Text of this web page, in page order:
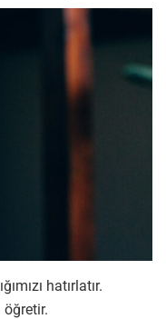
hatırlatır.
öğretir.